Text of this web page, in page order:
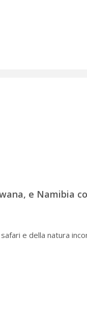
e Namibia
e della natura